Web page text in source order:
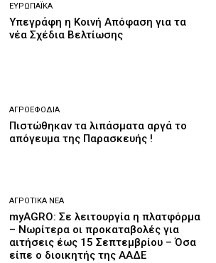
ΕΥΡΩΠΑΪΚΆ
Υπεγράφη η Κοινή Απόφαση για τα
νέα Σχέδια Βελτίωσης
ΑΓΡΟΕΦΌΔΙΑ
Πιστώθηκαν τα λιπάσματα αργά το
απόγευμα της Παρασκευής !
ΑΓΡΟΤΙΚΆ ΝΈΑ
myAGRO: Σε λειτουργία η πλατφόρμα
– Νωρίτερα οι προκαταβολές για
αιτήσεις έως 15 Σεπτεμβρίου – Όσα
είπε ο διοικητής της ΑΑΔΕ